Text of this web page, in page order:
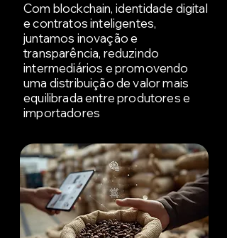
Com blockchain, identidade digital
e contratos inteligentes,
juntamos inovação e
transparência, reduzindo
intermediários e promovendo
uma distribuição de valor mais
equilibrada entre produtores e
importadores